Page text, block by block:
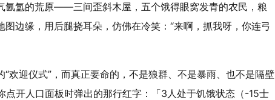
氤氲的荒原——三间歪斜木屋，五个饿得眼窝发青的农民，粮
边缘，用后腿挠耳朵，仿佛在冷笑：“来啊，抓我呀，你连弓
欢迎仪式”，而真正要命的，不是狼群、不是暴雨、也不是隔壁
开人口面板时弹出的那行红字：「3人处于饥饿状态（-15士